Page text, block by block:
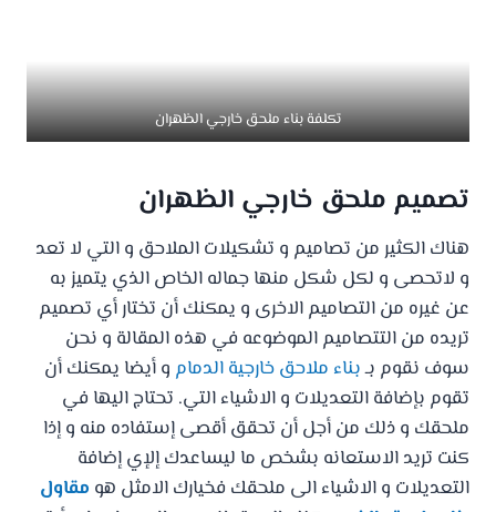
تكلفة بناء ملحق خارجي الظهران
تصميم ملحق خارجي الظهران
هناك الكثير من تصاميم و تشكيلات الملاحق و التي لا تعد
و لاتحصى و لكل شكل منها جماله الخاص الذي يتميز به
عن غيره من التصاميم الاخرى و يمكنك أن تختار أي تصميم
تريده من التتصاميم الموضوعه في هذه المقالة و نحن
سوف نقوم بـبناء ملاحق خارجية الدمام و أيضا يمكنك أن
تقوم بإضافة التعديلات و الاشياء التي. تحتاج اليها في
ملحقك و ذلك من أجل أن تحقق أقصى إستفاده منه و إذا
كنت تريد الاستعانه بشخص ما ليساعدك إلإي إضافة
التعديلات و الاشياء الى ملحقك فخيارك الامثل هو مقاول